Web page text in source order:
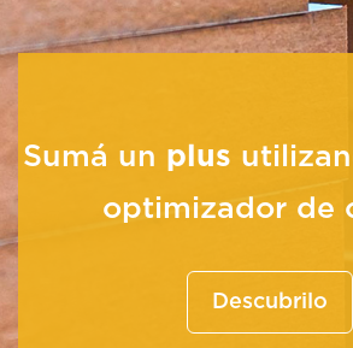
Sumá un plus
optimizador de
Descubrilo